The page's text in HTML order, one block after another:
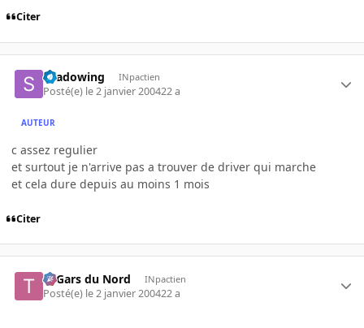
Citer
shadowing INpactien
Posté(e) le 2 janvier 200422 a
AUTEUR
c assez regulier
et surtout je n'arrive pas a trouver de driver qui marche
et cela dure depuis au moins 1 mois
Citer
Ti Gars du Nord INpactien
Posté(e) le 2 janvier 200422 a